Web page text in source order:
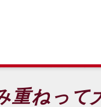
重ねって